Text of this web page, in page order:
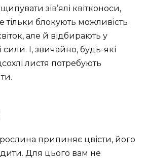
зів’ялі квітконоси,
тільки блокують можливість
але й відбирають у
І, звичайно, будь-які
листя потребують
припиняє цвісти, його
Для цього вам не